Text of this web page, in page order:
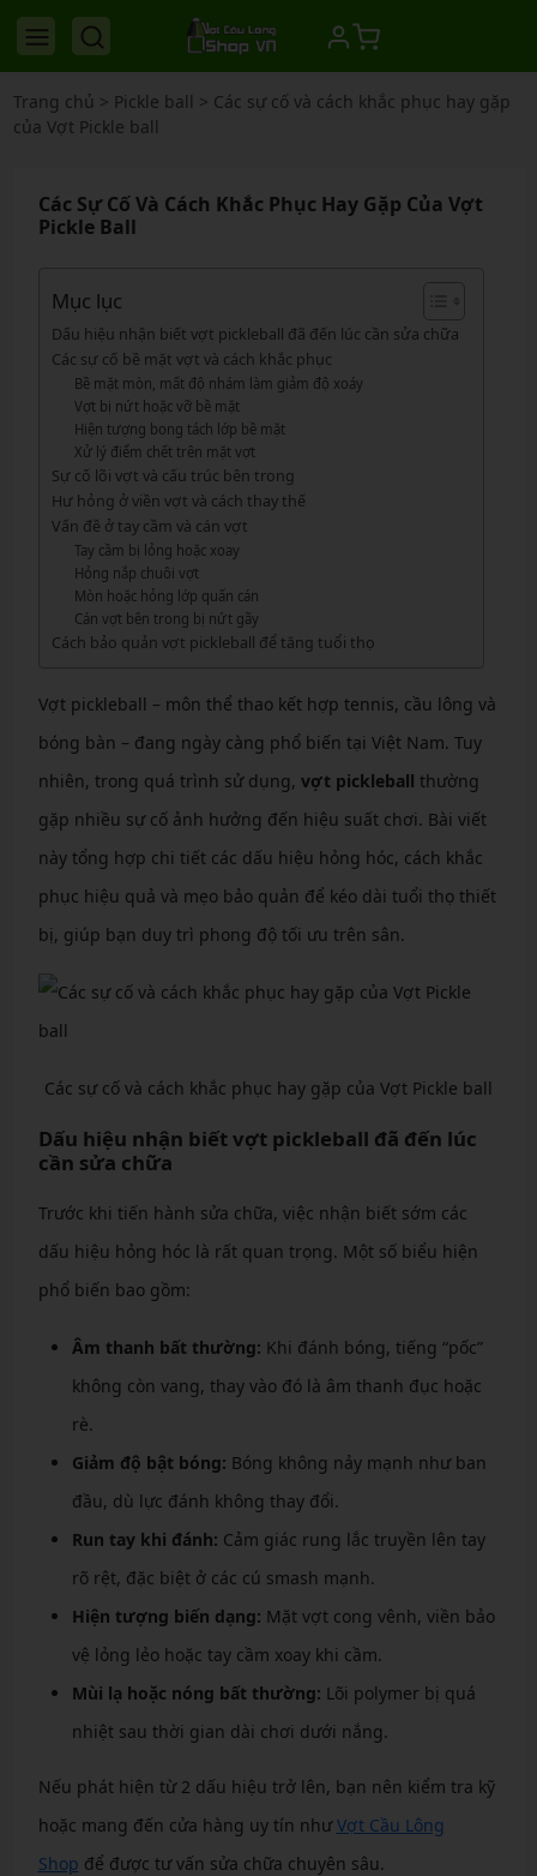
Trang chủ > Pickle ball > Các sự cố và cách khắc phục hay gặp
của Vợt Pickle ball
Các Sự Cố Và Cách Khắc Phục Hay Gặp Của Vợt
Pickle Ball
Mục lục
Dấu hiệu nhận biết vợt pickleball đã đến lúc cần sửa chữa
Các sự cố bề mặt vợt và cách khắc phục
Bề mặt mòn, mất độ nhám làm giảm độ xoáy
Vợt bị nứt hoặc vỡ bề mặt
Hiện tượng bong tách lớp bề mặt
Xử lý điểm chết trên mặt vợt
Sự cố lõi vợt và cấu trúc bên trong
Hư hỏng ở viền vợt và cách thay thế
Vấn đề ở tay cầm và cán vợt
Tay cầm bị lỏng hoặc xoay
Hỏng nắp chuôi vợt
Mòn hoặc hỏng lớp quấn cán
Cán vợt bên trong bị nứt gãy
Cách bảo quản vợt pickleball để tăng tuổi thọ
Vợt pickleball – môn thể thao kết hợp tennis, cầu lông và
bóng bàn – đang ngày càng phổ biến tại Việt Nam. Tuy
nhiên, trong quá trình sử dụng, vợt pickleball thường
gặp nhiều sự cố ảnh hưởng đến hiệu suất chơi. Bài viết
này tổng hợp chi tiết các dấu hiệu hỏng hóc, cách khắc
phục hiệu quả và mẹo bảo quản để kéo dài tuổi thọ thiết
bị, giúp bạn duy trì phong độ tối ưu trên sân.
Các sự cố và cách khắc phục hay gặp của Vợt Pickle ball
Dấu hiệu nhận biết vợt pickleball đã đến lúc
cần sửa chữa
Trước khi tiến hành sửa chữa, việc nhận biết sớm các
dấu hiệu hỏng hóc là rất quan trọng. Một số biểu hiện
phổ biến bao gồm:
Âm thanh bất thường: Khi đánh bóng, tiếng “pốc”
không còn vang, thay vào đó là âm thanh đục hoặc
rè.
Giảm độ bật bóng: Bóng không nảy mạnh như ban
đầu, dù lực đánh không thay đổi.
Run tay khi đánh: Cảm giác rung lắc truyền lên tay
rõ rệt, đặc biệt ở các cú smash mạnh.
Hiện tượng biến dạng: Mặt vợt cong vênh, viền bảo
vệ lỏng lẻo hoặc tay cầm xoay khi cầm.
Mùi lạ hoặc nóng bất thường: Lõi polymer bị quá
nhiệt sau thời gian dài chơi dưới nắng.
Nếu phát hiện từ 2 dấu hiệu trở lên, bạn nên kiểm tra kỹ
hoặc mang đến cửa hàng uy tín nhưVợt Cầu Lông
Shop để được tư vấn sửa chữa chuyên sâu.